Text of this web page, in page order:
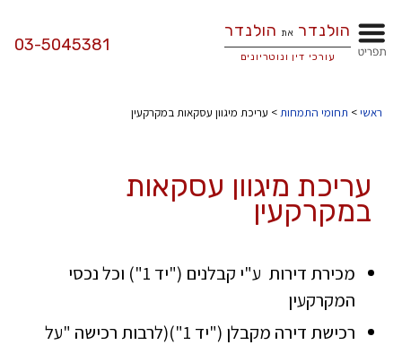
תפריט
את הולנדר
תחומי התמחות
הרצאות
03-5045381
ראשי> תחומי התמחות> עריכת מיגוון עסקאות במקרקעין
עריכת מיגוון עסקאות
במקרקעין
מכירת דירות ע"י קבלנים ("יד 1") וכל נכסי
המקרקעין
רכישת דירה מקבלן ("יד 1")(לרבות רכישה "על